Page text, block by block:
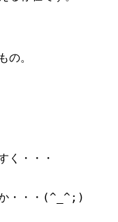
の。
く・・・
か・・・(^_^;)